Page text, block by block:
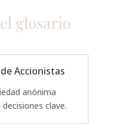
glosario
Accionistas
anónima
clave.